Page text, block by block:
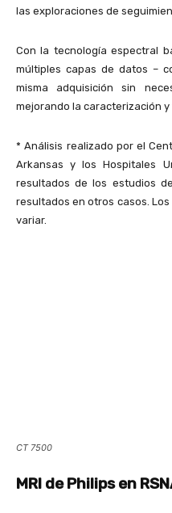
las exploraciones de
Con la tecnología espectral
múltiples capas de datos –
misma adquisición sin
mejorando la caracterización
* Análisis realizado por el
Arkansas y los Hospitales
resultados de los estudios
resultados en otros casos.
variar.
CT 7500
MRI de Philips en